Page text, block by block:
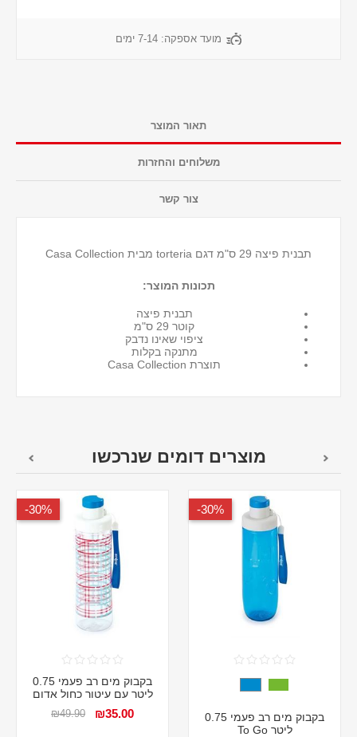
מועד אספקה: 7-14 ימים
תאור המוצר
משלוחים והחזרות
צור קשר
תבנית פיצה 29 ס"מ דגם torteria מבית Casa Collection
תכונות המוצר:
תבנית פיצה
קוטר 29 ס"מ
ציפוי שאינו נדבק
מתנקה בקלות
תוצרת Casa Collection
מוצרים דומים שנרכשו
30%-
בקבוק מים רב פעמי 0.75
ליטר To Go
30%-
בקבוק מים רב פעמי 0.75
ליטר עם עיטור כחול אדום
₪35.00
₪49.90